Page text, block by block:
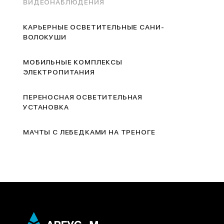
ВИДЕОНАБЛЮДЕНИЯ
КАРЬЕРНЫЕ ОСВЕТИТЕЛЬНЫЕ САНИ-
ВОЛОКУШИ
МОБИЛЬНЫЕ КОМПЛЕКСЫ
ЭЛЕКТРОПИТАНИЯ
ПЕРЕНОСНАЯ ОСВЕТИТЕЛЬНАЯ
УСТАНОВКА
МАЧТЫ С ЛЕБЕДКАМИ НА ТРЕНОГЕ